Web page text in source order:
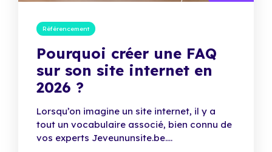
Référencement
Pourquoi créer une FAQ
sur son site internet en
2026 ?
Lorsqu’on imagine un site internet, il y a
tout un vocabulaire associé, bien connu de
vos experts Jeveununsite.be....